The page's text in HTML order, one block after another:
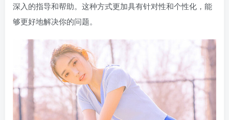
深入的指导和帮助。这种方式更加具有针对性和个性化，能
够更好地解决你的问题。